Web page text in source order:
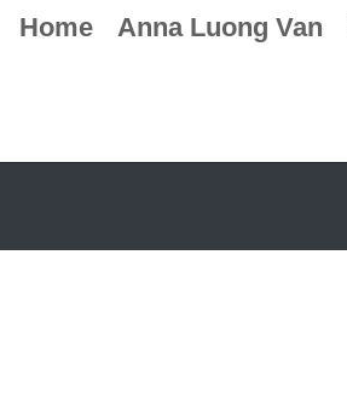
Home Anna Luong Van